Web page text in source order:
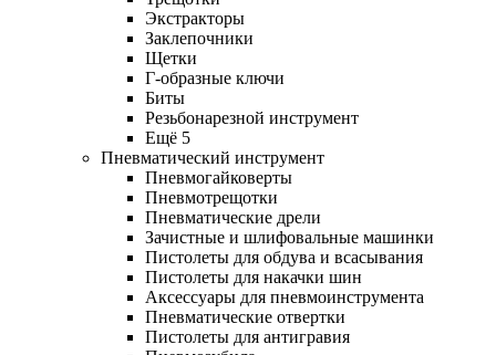
Экстракторы
Заклепочники
Щетки
Г-образные ключи
Биты
Резьбонарезной инструмент
Ещё 5
Пневматический инструмент
Пневмогайковерты
Пневмотрещотки
Пневматические дрели
Зачистные и шлифовальные машинки
Пистолеты для обдува и всасывания
Пистолеты для накачки шин
Аксессуары для пневмоинструмента
Пневматические отвертки
Пистолеты для антигравия